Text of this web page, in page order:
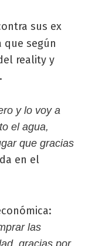
sus ex
que según
reality y
y lo voy a
el agua,
que gracias
en el
las
gracias por